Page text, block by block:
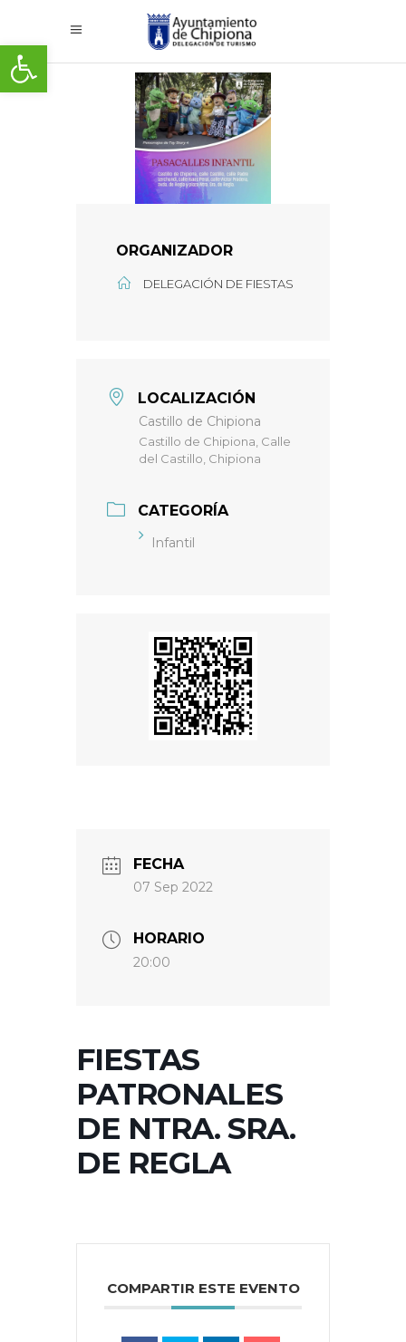
Abrir barra de herramientas
ORGANIZADOR
DELEGACIÓN DE FIESTAS
LOCALIZACIÓN
Castillo de Chipiona
Castillo de Chipiona, Calle
del Castillo, Chipiona
CATEGORÍA
Infantil
FECHA
07 Sep 2022
HORARIO
20:00
FIESTAS
PATRONALES
DE NTRA. SRA.
DE REGLA
COMPARTIR ESTE EVENTO